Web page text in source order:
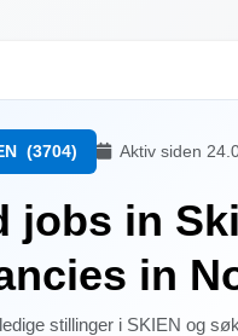
(3704) Aktiv siden
jobs in
in
stillinger i SKIEN og